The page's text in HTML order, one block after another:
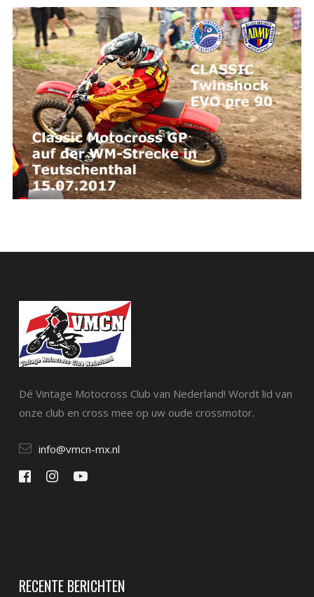
Dé Vintage Motocross Club van Nederland! Wordt lid van
onze club en cross mee op uw oude crossmotor.
info@vmcn-mx.nl
RECENTE BERICHTEN